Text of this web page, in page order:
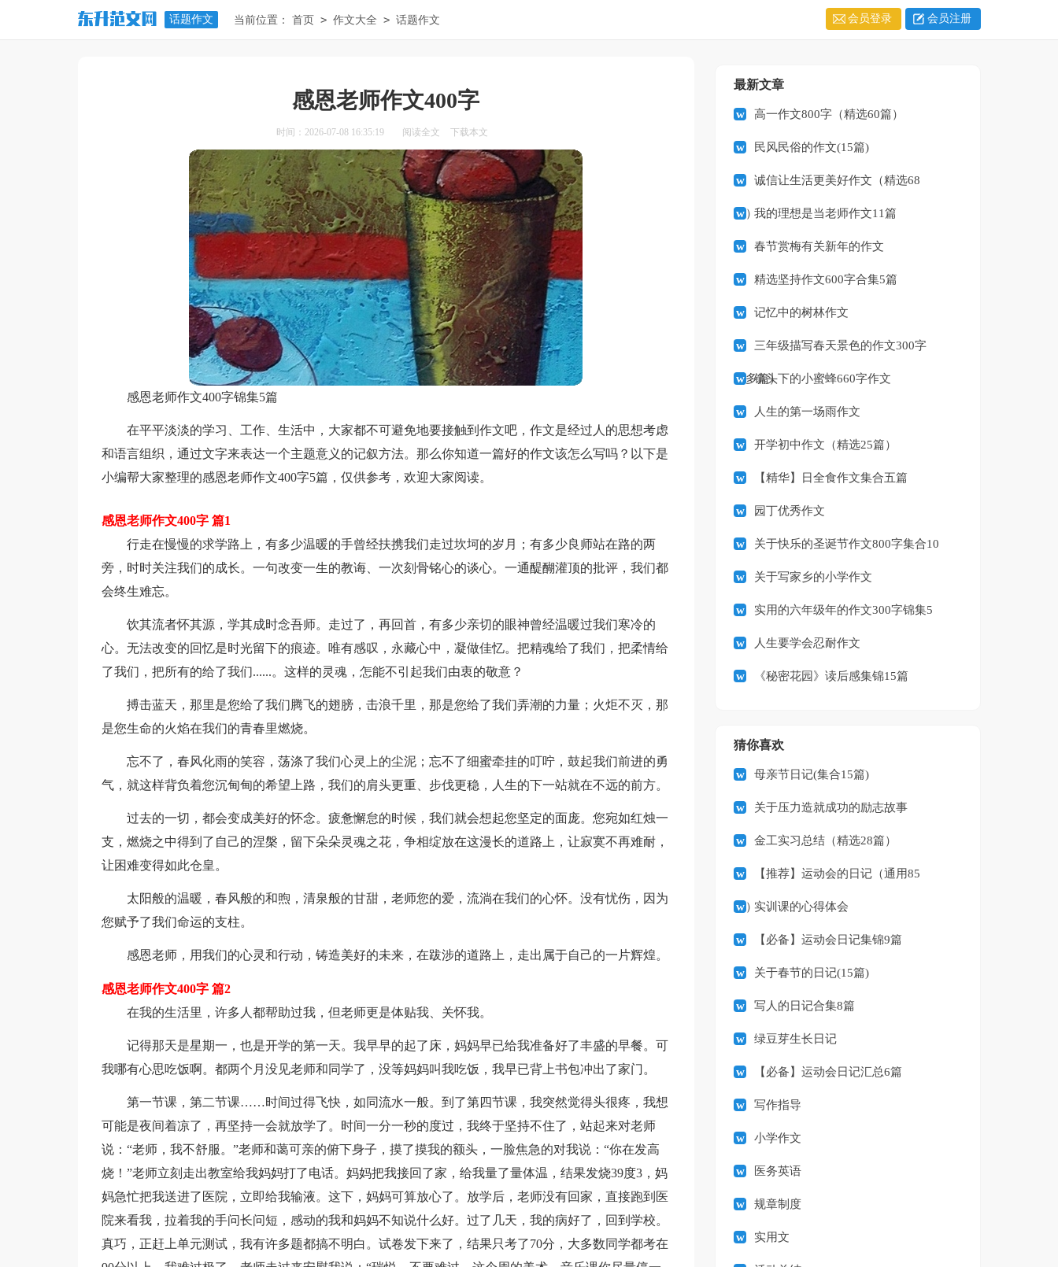
话题作文 当前位置： 首页 > 作文大全 > 话题作文 会员登录 会员注册
感恩老师作文400字
时间：2026-07-08 16:35:19 阅读全文 下载本文
感恩老师作文400字锦集5篇
在平平淡淡的学习、工作、生活中，大家都不可避免地要接触到作文吧，作文是经过人的思想考虑
和语言组织，通过文字来表达一个主题意义的记叙方法。那么你知道一篇好的作文该怎么写吗？以下是
小编帮大家整理的感恩老师作文400字5篇，仅供参考，欢迎大家阅读。
感恩老师作文400字 篇1
行走在慢慢的求学路上，有多少温暖的手曾经扶携我们走过坎坷的岁月；有多少良师站在路的两
旁，时时关注我们的成长。一句改变一生的教诲、一次刻骨铭心的谈心。一通醍醐灌顶的批评，我们都
会终生难忘。
饮其流者怀其源，学其成时念吾师。走过了，再回首，有多少亲切的眼神曾经温暖过我们寒冷的
心。无法改变的回忆是时光留下的痕迹。唯有感叹，永藏心中，凝做佳忆。把精魂给了我们，把柔情给
了我们，把所有的给了我们......。这样的灵魂，怎能不引起我们由衷的敬意？
搏击蓝天，那里是您给了我们腾飞的翅膀，击浪千里，那是您给了我们弄潮的力量；火炬不灭，那
是您生命的火焰在我们的青春里燃烧。
忘不了，春风化雨的笑容，荡涤了我们心灵上的尘泥；忘不了细蜜牵挂的叮咛，鼓起我们前进的勇
气，就这样背负着您沉甸甸的希望上路，我们的肩头更重、步伐更稳，人生的下一站就在不远的前方。
过去的一切，都会变成美好的怀念。疲惫懈怠的时候，我们就会想起您坚定的面庞。您宛如红烛一
支，燃烧之中得到了自己的涅槃，留下朵朵灵魂之花，争相绽放在这漫长的道路上，让寂寞不再难耐，
让困难变得如此仓皇。
太阳般的温暖，春风般的和煦，清泉般的甘甜，老师您的爱，流淌在我们的心怀。没有忧伤，因为
您赋予了我们命运的支柱。
感恩老师，用我们的心灵和行动，铸造美好的未来，在跋涉的道路上，走出属于自己的一片辉煌。
感恩老师作文400字 篇2
在我的生活里，许多人都帮助过我，但老师更是体贴我、关怀我。
记得那天是星期一，也是开学的第一天。我早早的起了床，妈妈早已给我准备好了丰盛的早餐。可
我哪有心思吃饭啊。都两个月没见老师和同学了，没等妈妈叫我吃饭，我早已背上书包冲出了家门。
第一节课，第二节课……时间过得飞快，如同流水一般。到了第四节课，我突然觉得头很疼，我想
可能是夜间着凉了，再坚持一会就放学了。时间一分一秒的度过，我终于坚持不住了，站起来对老师
说：“老师，我不舒服。”老师和蔼可亲的俯下身子，摸了摸我的额头，一脸焦急的对我说：“你在发高
烧！”老师立刻走出教室给我妈妈打了电话。妈妈把我接回了家，给我量了量体温，结果发烧39度3，妈
妈急忙把我送进了医院，立即给我输液。这下，妈妈可算放心了。放学后，老师没有回家，直接跑到医
院来看我，拉着我的手问长问短，感动的我和妈妈不知说什么好。过了几天，我的病好了，回到学校。
真巧，正赶上单元测试，我有许多题都搞不明白。试卷发下来了，结果只考了70分，大多数同学都考在
最新文章
高一作文800字（精选60篇）
民风民俗的作文(15篇)
诚信让生活更美好作文（精选68
篇）我的理想是当老师作文11篇
春节赏梅有关新年的作文
精选坚持作文600字合集5篇
记忆中的树林作文
三年级描写春天景色的作文300字
（多篇）
镜头下的小蜜蜂660字作文
人生的第一场雨作文
开学初中作文（精选25篇）
【精华】日全食作文集合五篇
园丁优秀作文
关于快乐的圣诞节作文800字集合10
篇 关于写家乡的小学作文
实用的六年级年的作文300字锦集5
篇 人生要学会忍耐作文
《秘密花园》读后感集锦15篇
猜你喜欢
母亲节日记(集合15篇)
关于压力造就成功的励志故事
金工实习总结（精选28篇）
【推荐】运动会的日记（通用85
篇）实训课的心得体会
【必备】运动会日记集锦9篇
关于春节的日记(15篇)
写人的日记合集8篇
绿豆芽生长日记
【必备】运动会日记汇总6篇
写作指导
小学作文
医务英语
规章制度
实用文